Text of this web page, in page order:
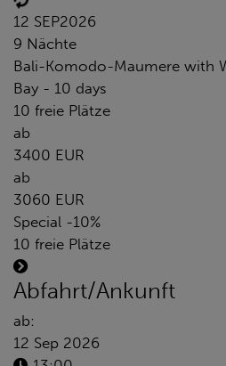
12 SEP2026
9 Nächte
Bali-Komodo-Maumere with
Bay - 10 days
10 freie Plätze
ab
3400 EUR
ab
3060 EUR
Special -10%
10 freie Plätze
Abfahrt/Ankunft
ab:
12 Sep 2026